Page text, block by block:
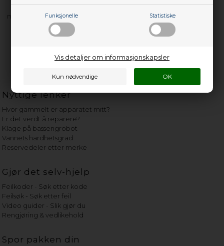
Funksjonelle Statistiske
Vis detaljer om informasjonskapsler
med flere…
Nyttige lenker
Hvor gammelt er apparatet mitt?
Er det verdt å reparere?
Klage på bassengrobot
Vannets hardhetsgrad
Reservedeler etter merke
Gjør det selv-hjelp
Feilkoder - Søk etter kode
Feilsøk - Søk etter feil
Video guider - Slik gjør du
Rengjøring & vedlikehold
Spor pakken din